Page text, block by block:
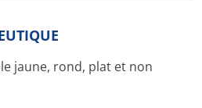
jaune, rond, plat et non